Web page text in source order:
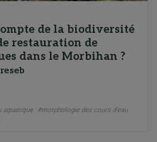
de la biodiversité
restauration de
dans le Morbihan ?
aquatique
#morphologie des cours d'eau